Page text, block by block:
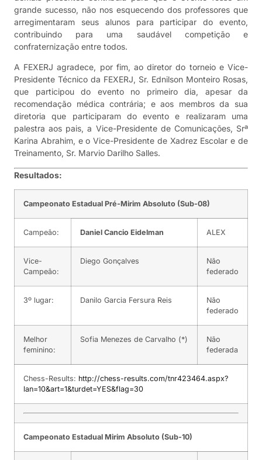
grande sucesso, não nos esquecendo dos professores que
arregimentaram seus alunos para participar do evento,
contribuindo para uma saudável competição e
confraternização entre todos.
A FEXERJ agradece, por fim, ao diretor do torneio e Vice-
Presidente Técnico da FEXERJ, Sr. Ednilson Monteiro Rosas,
que participou do evento no primeiro dia, apesar da
recomendação médica contrária; e aos membros da sua
diretoria que participaram do evento e realizaram uma
palestra aos pais, a Vice-Presidente de Comunicações, Srª
Karina Abrahim, e o Vice-Presidente de Xadrez Escolar e de
Treinamento, Sr. Marvio Darilho Salles.
Resultados:
Campeonato Estadual Pré-Mirim Absoluto (Sub-08)
Campeão: Daniel Cancio Eidelman ALEX
Vice-
Campeão:
Diego Gonçalves
Não
federado
3º lugar: Danilo Garcia Fersura Reis
Não
federado
Melhor
feminino:
Sofia Menezes de Carvalho (*)
Não
federada
Chess-Results: http://chess-results.com/tnr423464.aspx?
lan=10&art=1&turdet=YES&flag=30
Campeonato Estadual Mirim Absoluto (Sub-10)